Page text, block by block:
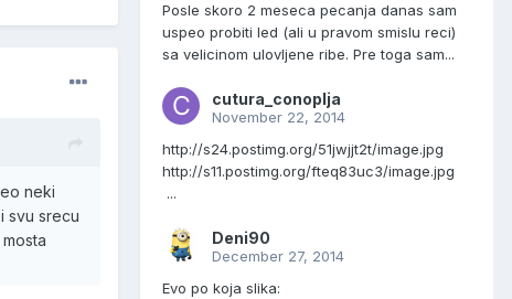
neki
svu srecu
Posle skoro 2 meseca pecanja danas sam
uspeo probiti led (ali u pravom smislu reci)
sa velicinom ulovljene ribe. Pre toga sam...
cutura_conoplja
November 22, 2014
http://s24.postimg.org/51jwjjt2t/image.jpg
http://s11.postimg.org/fteq83uc3/image.jpg
...
Deni90
December 27, 2014
Evo po koja slika: